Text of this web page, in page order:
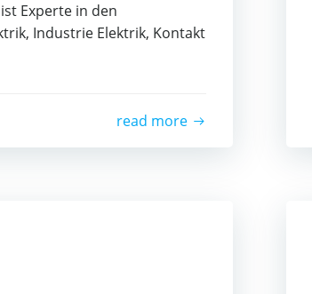
Experte in den
Industrie Elektrik, Kontakt
read more